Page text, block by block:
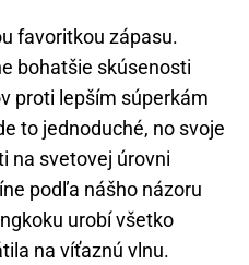
favoritkou zápasu.
bohatšie skúsenosti
proti lepším súperkám
to jednoduché, no svoje
na svetovej úrovni
podľa nášho názoru
urobí všetko
na víťaznú vlnu.